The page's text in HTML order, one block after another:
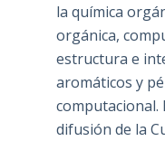
la química
orgánica,
estructura e
aromáticos y
computacional.
difusión de la